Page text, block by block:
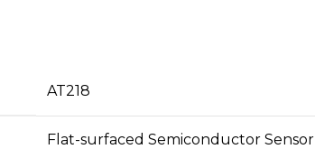
AT218
Flat-surfaced Semiconductor Sensor